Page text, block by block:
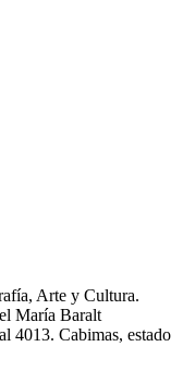
Arte y Cultura.
María Baralt
4013. Cabimas, estado